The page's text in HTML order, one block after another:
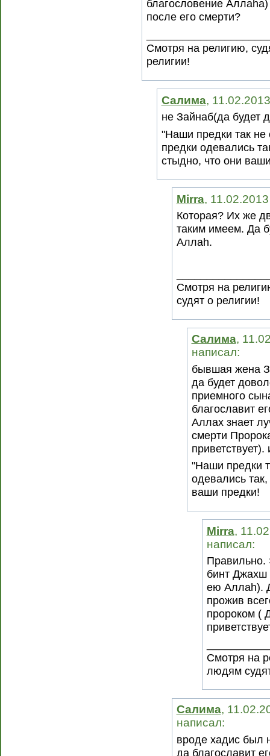
благословение
после его смерти?
Смотря на религию,
религии!
Салима,
не Зайнаб(да будет
"Наши предки так
предки одевались
стыдно, что они
Mirra,
Которая? Их же
таким имеем. Да
Аллаh.
Смотря на
судят о религии!
Салима,
написал:
бывшая жена
да будет
приемного
благославит
Аллах знает
смерти
"Наши предки
одевались
ваши предки!
Mirra,
написал:
Правильно.
бинт Джахш
ею Аллаh).
прожив
пророком (
Смотря на
людям
Салима,
написал:
вроде хадис был
да благославит